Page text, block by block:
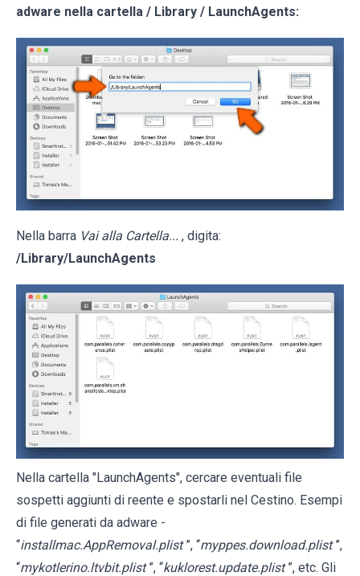
adware nella cartella / Library / LaunchAgents:
Nella barra Vai alla Cartella... , digita:
/Library/LaunchAgents
Nella cartella "LaunchAgents", cercare eventuali file
sospetti aggiunti di reente e spostarli nel Cestino. Esempi
di file generati da adware -
“installmac.AppRemoval.plist ”, “myppes.download.plist ”,
“mykotlerino.ltvbit.plist ”, “kuklorest.update.plist ”, etc. Gli